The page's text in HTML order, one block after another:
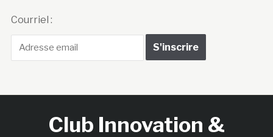
Courriel :
Club Innovation &